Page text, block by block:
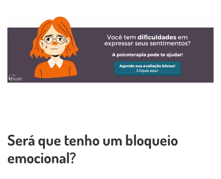
Será que tenho um bloqueio
emocional?